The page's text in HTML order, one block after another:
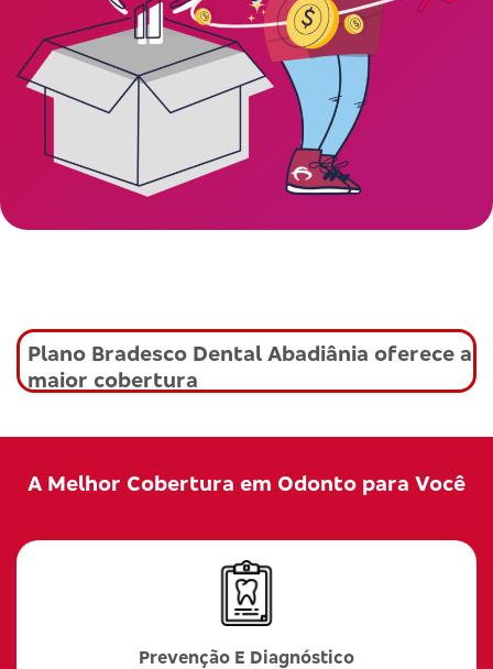
Plano Bradesco Dental Abadiânia oferece a
maior cobertura
A Melhor Cobertura em Odonto para Você
Prevenção E Diagnóstico